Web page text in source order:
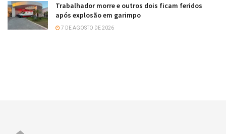
Trabalhador morre e outros dois ficam feridos
após explosão em garimpo
7 DE AGOSTO DE 2026